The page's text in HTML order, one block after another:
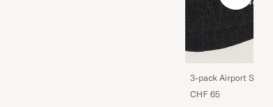
3-pack Airport
Melange
CHF 65